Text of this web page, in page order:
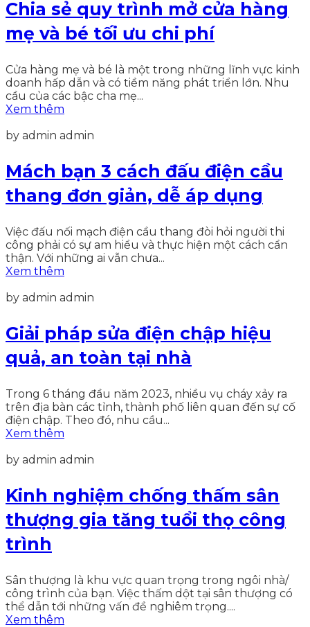
Chia sẻ quy trình mở cửa hàng
mẹ và bé tối ưu chi phí
Cửa hàng mẹ và bé là một trong những lĩnh vực kinh
doanh hấp dẫn và có tiềm năng phát triển lớn. Nhu
cầu của các bậc cha mẹ...
Xem thêm
by admin admin
Mách bạn 3 cách đấu điện cầu
thang đơn giản, dễ áp dụng
Việc đấu nối mạch điện cầu thang đòi hỏi người thi
công phải có sự am hiểu và thực hiện một cách cẩn
thận. Với những ai vẫn chưa...
Xem thêm
by admin admin
Giải pháp sửa điện chập hiệu
quả, an toàn tại nhà
Trong 6 tháng đầu năm 2023, nhiều vụ cháy xảy ra
trên địa bàn các tỉnh, thành phố liên quan đến sự cố
điện chập. Theo đó, nhu cầu...
Xem thêm
by admin admin
Kinh nghiệm chống thấm sân
thượng gia tăng tuổi thọ công
trình
Sân thượng là khu vực quan trọng trong ngôi nhà/
công trình của bạn. Việc thấm dột tại sân thượng có
thể dẫn tới những vấn đề nghiêm trọng....
Xem thêm